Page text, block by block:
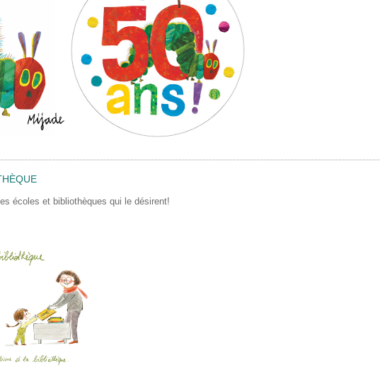
écoles et bibliothèques qui le désirent!